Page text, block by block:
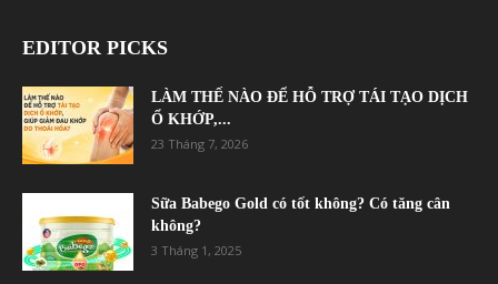
EDITOR PICKS
LÀM THẾ NÀO ĐỂ HỖ TRỢ TÁI TẠO DỊCH
Ổ KHỚP,...
23 Tháng 7, 2026
Sữa Babego Gold có tốt không? Có tăng cân
không?
3 Tháng 1, 2025